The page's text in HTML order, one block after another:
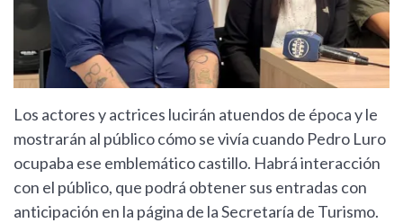
Los actores y actrices lucirán atuendos de época y le
mostrarán al público cómo se vivía cuando Pedro Luro
ocupaba ese emblemático castillo. Habrá interacción
con el público, que podrá obtener sus entradas con
anticipación en la página de la Secretaría de Turismo.